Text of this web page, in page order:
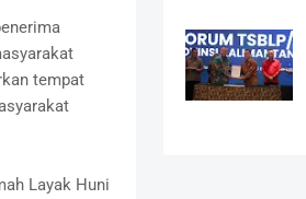
tempat
Layak Huni